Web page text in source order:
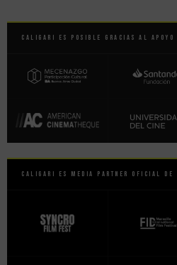
Caligari es posible gracias al apoyo
Caligari es Media Partner Oficial de